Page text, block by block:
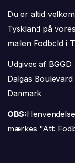
Du er altid
Tyskland på
mailen Fodbold i
Udgives af
Dalgas
Danmark
OBS:
mærkes "Att: